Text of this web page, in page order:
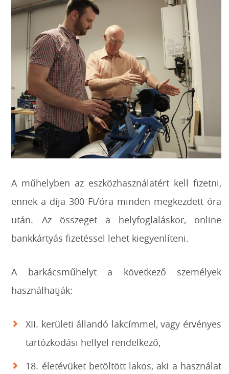
A műhelyben az eszközhasználatért kell fizetni,
ennek a díja 300 Ft/óra minden megkezdett óra
után. Az összeget a helyfoglaláskor, online
bankkártyás fizetéssel lehet kiegyenlíteni.
A barkácsműhelyt a következő személyek
használhatják:
XII. kerületi állandó lakcímmel, vagy érvényes
tartózkodási hellyel rendelkező,
18. életévüket betöltött lakos, aki a használat